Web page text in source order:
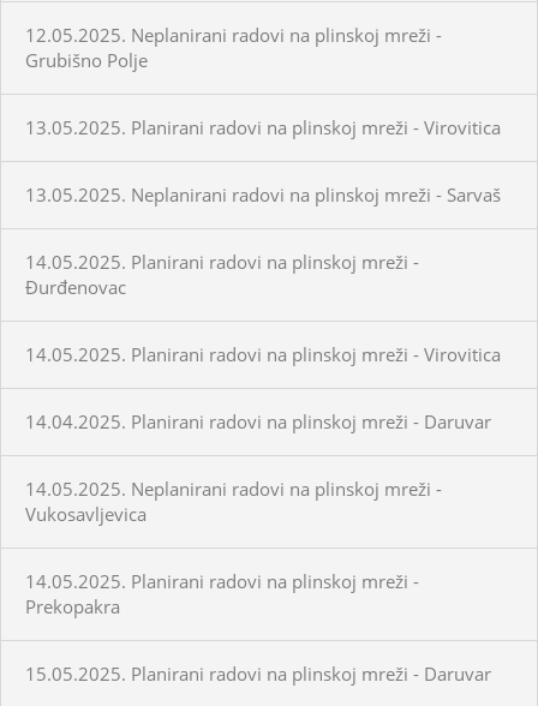
12.05.2025. Neplanirani radovi na plinskoj mreži -
Grubišno Polje
13.05.2025. Planirani radovi na plinskoj mreži - Virovitica
13.05.2025. Neplanirani radovi na plinskoj mreži - Sarvaš
14.05.2025. Planirani radovi na plinskoj mreži -
Đurđenovac
14.05.2025. Planirani radovi na plinskoj mreži - Virovitica
14.04.2025. Planirani radovi na plinskoj mreži - Daruvar
14.05.2025. Neplanirani radovi na plinskoj mreži -
Vukosavljevica
14.05.2025. Planirani radovi na plinskoj mreži -
Prekopakra
15.05.2025. Planirani radovi na plinskoj mreži - Daruvar